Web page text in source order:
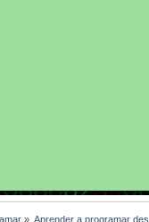
» Aprender a programar